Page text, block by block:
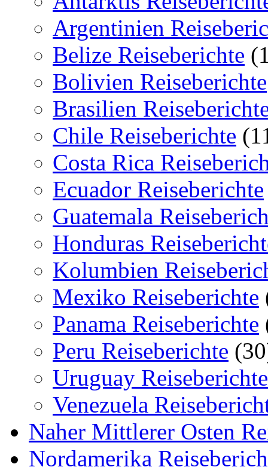
Argentinien
Belize Reiseberichte
Bolivien Reiseberichte
Brasilien
Chile Reiseberichte
Costa Rica
Ecuador Reiseberichte
Guatemala
Honduras
Kolumbien
Mexiko Reiseberichte
Panama Reiseberichte
Peru Reiseberichte
Uruguay Reiseberichte
Venezuela
Naher Mittlerer Osten
Nordamerika